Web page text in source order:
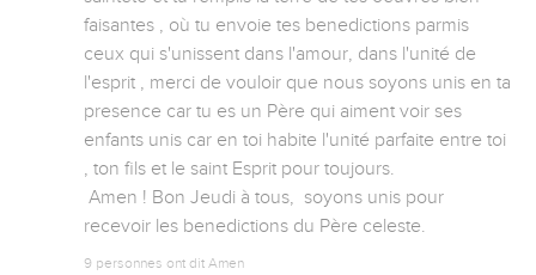
faisantes , où tu envoie tes benedictions parmis
ceux qui s'unissent dans l'amour, dans l'unité de
l'esprit , merci de vouloir que nous soyons unis en ta
presence car tu es un Père qui aiment voir ses
enfants unis car en toi habite l'unité parfaite entre toi
, ton fils et le saint Esprit pour toujours.
recevoir les benedictions du Père celeste.
9 personnes ont dit Amen